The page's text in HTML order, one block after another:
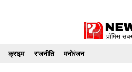
क्राइम राजनीति मनोरंजन